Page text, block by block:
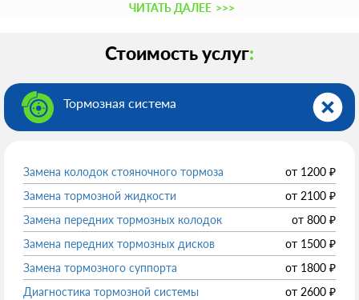
ЧИТАТЬ ДАЛЕЕ >>>
Стоимость услуг:
Тормозная система
Замена колодок стояночного тормоза от 1200 ₽
Замена тормозной жидкости
от 2100 ₽
Замена передних тормозных колодок
от 800 ₽
Замена передних тормозных дисков
от 1500 ₽
Замена тормозного суппорта
от 1800 ₽
Диагностика тормозной системы
от 2600 ₽